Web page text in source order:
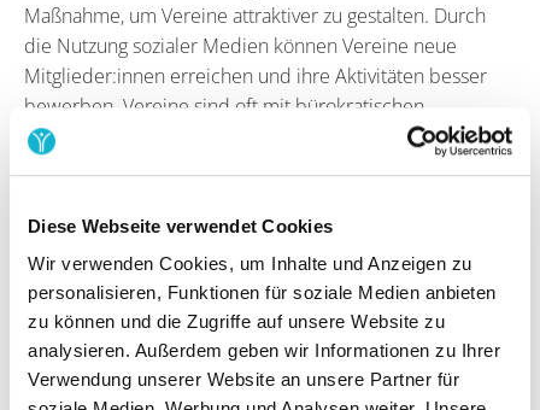
Diese Webseite verwendet Cookies
Wir verwenden Cookies, um Inhalte und Anzeigen zu
personalisieren, Funktionen für soziale Medien anbieten
zu können und die Zugriffe auf unsere Website zu
analysieren. Außerdem geben wir Informationen zu Ihrer
Verwendung unserer Website an unsere Partner für
Maßnahme, um Vereine attraktiver zu gestalten. Durch
die Nutzung sozialer Medien können Vereine neue
Mitglieder:innen erreichen und ihre Aktivitäten besser
bewerben. Vereine sind oft mit bürokratischen
Herausforderungen wie rechtlichen Bestimmungen,
Aufwand für den Betrieb erhöhen können.
Online-Buchungssystemeerleichtern den
Verwaltungsaufwand, die Organisation von
Veranstaltungen sowie die Kommunikation unter den
Mitglieder:innen erheblich. Digitale Angebote wie Online-